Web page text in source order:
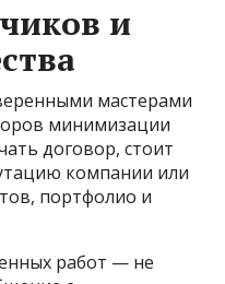
и
мастерами
минимизации
договор, стоит
компании или
портфолио и
работ — не